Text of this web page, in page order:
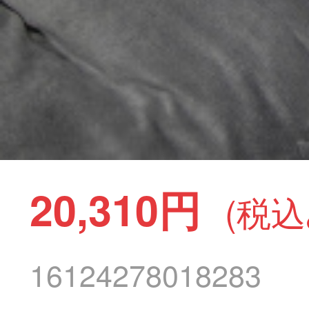
20,310円 (税
16124278018283